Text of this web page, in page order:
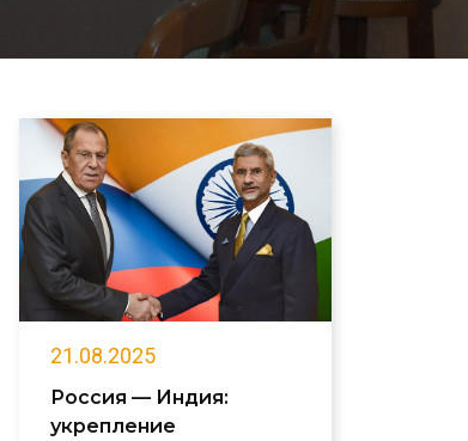
21.08.2025
Россия — Индия:
укрепление